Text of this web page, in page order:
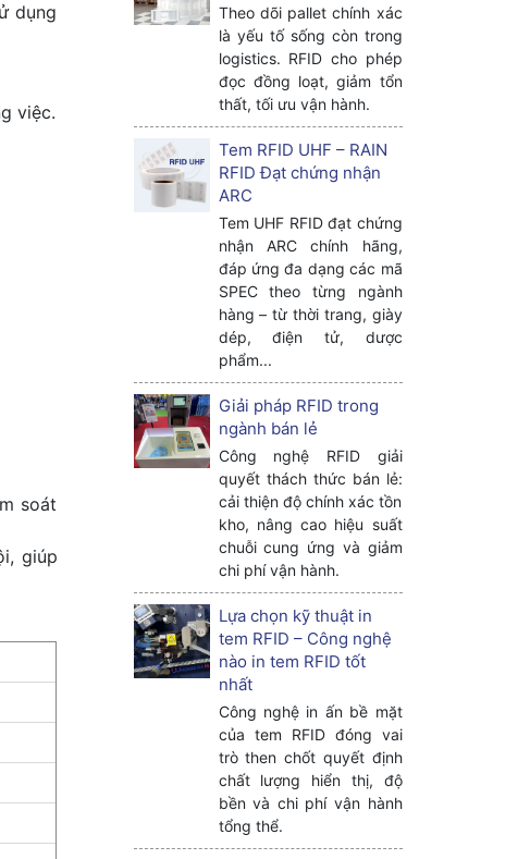
dụng
việc.
soát
giúp
Theo dõi pallet chính xác
là yếu tố sống còn trong
logistics. RFID cho phép
đọc đồng loạt, giảm tổn
thất, tối ưu vận hành.
Tem RFID UHF – RAIN
RFID Đạt chứng nhận
ARC
Tem UHF RFID đạt chứng
nhận ARC chính hãng,
đáp ứng đa dạng các mã
SPEC theo từng ngành
hàng – từ thời trang, giày
dép, điện tử, dược
phẩm...
Giải pháp RFID trong
ngành bán lẻ
Công nghệ RFID giải
quyết thách thức bán lẻ:
cải thiện độ chính xác tồn
kho, nâng cao hiệu suất
chuỗi cung ứng và giảm
chi phí vận hành.
Lựa chọn kỹ thuật in
tem RFID – Công nghệ
nào in tem RFID tốt
nhất
Công nghệ in ấn bề mặt
của tem RFID đóng vai
trò then chốt quyết định
chất lượng hiển thị, độ
bền và chi phí vận hành
tổng thể.